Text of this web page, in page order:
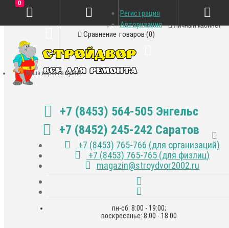
Личный кабинет
Закладки (0)
Сравнение товаров (0)
+7 (8453) 564-505 Энгельс
+7 (8452) 245-242 Саратов
+7 (8453) 765-766 (для организаций)
+7 (8453) 765-765 (для физлиц)
magazin@stroydvor2002.ru
пн-сб: 8:00 - 19:00;
воскресенье: 8:00 - 18:00
Регистрация
Авторизация
0
Ваша корзина пуста!